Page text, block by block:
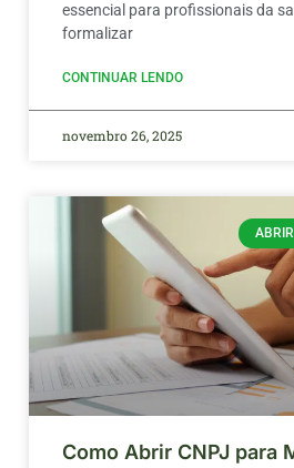
essencial para profissionais da
formalizar
CONTINUAR LENDO
novembro 26, 2025
Como Abrir CNPJ para